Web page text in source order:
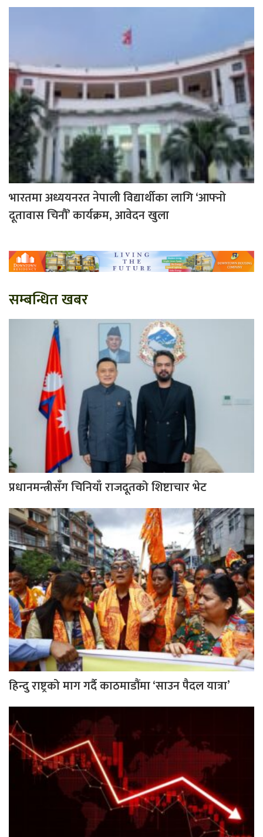
भारतमा अध्ययनरत नेपाली विद्यार्थीका लागि ‘आफ्नो
दूतावास चिनौँ’ कार्यक्रम, आवेदन खुला
सम्बन्धित खबर
प्रधानमन्त्रीसँग चिनियाँ राजदूतको शिष्टाचार भेट
हिन्दु राष्ट्रको माग गर्दै काठमाडौंमा ‘साउन पैदल यात्रा’